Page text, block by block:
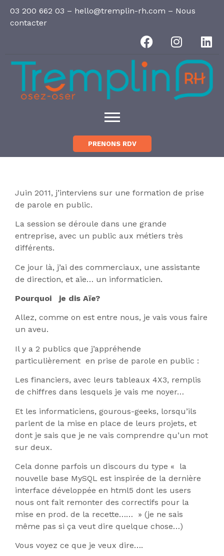
03 200 662 03 – hello@tremplin-rh.com – Nous
contacter
PRENONS RDV
Juin 2011, j’interviens sur une formation de prise
de parole en public.
La session se déroule dans une grande
entreprise, avec un public aux métiers très
différents.
Ce jour là, j’ai des commerciaux, une assistante
de direction, et aïe… un informaticien.
Pourquoi je dis Aïe?
Allez, comme on est entre nous, je vais vous faire
un aveu.
Il y a 2 publics que j’appréhende
particulièrement en prise de parole en public :
Les financiers, avec leurs tableaux 4X3, remplis
de chiffres dans lesquels je vais me noyer…
Et les informaticiens, gourous-geeks, lorsqu’ils
parlent de la mise en place de leurs projets, et
dont je sais que je ne vais comprendre qu’un mot
sur deux.
Cela donne parfois un discours du type « la
nouvelle base MySQL est inspirée de la dernière
interface développée en html5 dont les users
nous ont fait remonter des correctifs pour la
mise en prod. de la recette…… » (je ne sais
même pas si ça veut dire quelque chose…)
Vous voyez ce que je veux dire….
Panneau de gestion des cookies